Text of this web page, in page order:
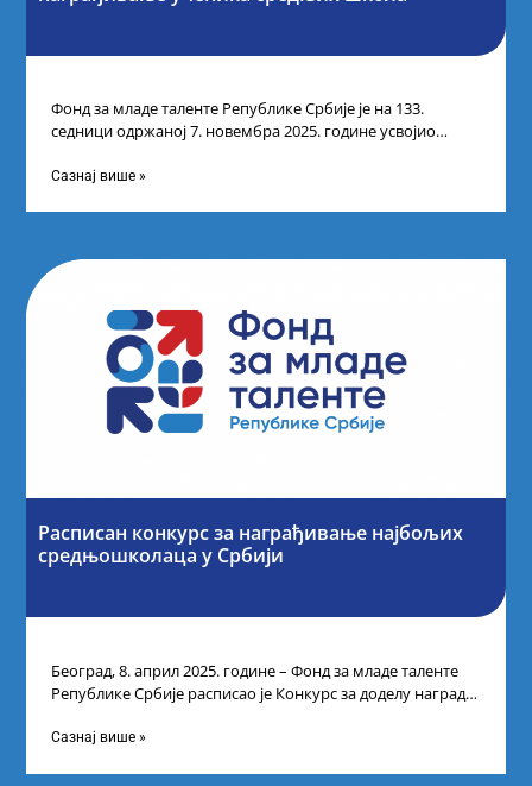
Фонд за младе таленте Републике Србије је на 133.
седници одржаној 7. новембра 2025. године усвојио
Сазнај више »
Расписан конкурс за награђивање најбољих
средњошколаца у Србији
Београд, 8. април 2025. године – Фонд за младе таленте
Републике Србије расписао је Конкурс за доделу награда
Сазнај више »